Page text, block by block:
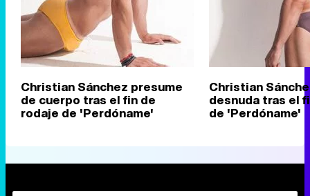
Christian Sánchez presume
de cuerpo tras el fin de
rodaje de 'Perdóname'
Christian
desnuda tras el
de 'Perdóname'